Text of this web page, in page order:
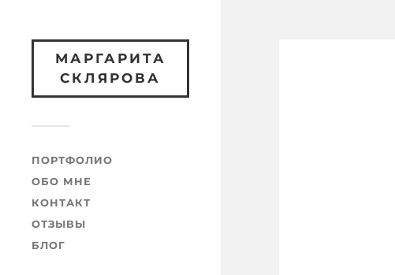
МАРГАРИТА
СКЛЯРОВА
ПОРТФОЛИО
ОБО МНЕ
КОНТАКТ
ОТЗЫВЫ
БЛОГ